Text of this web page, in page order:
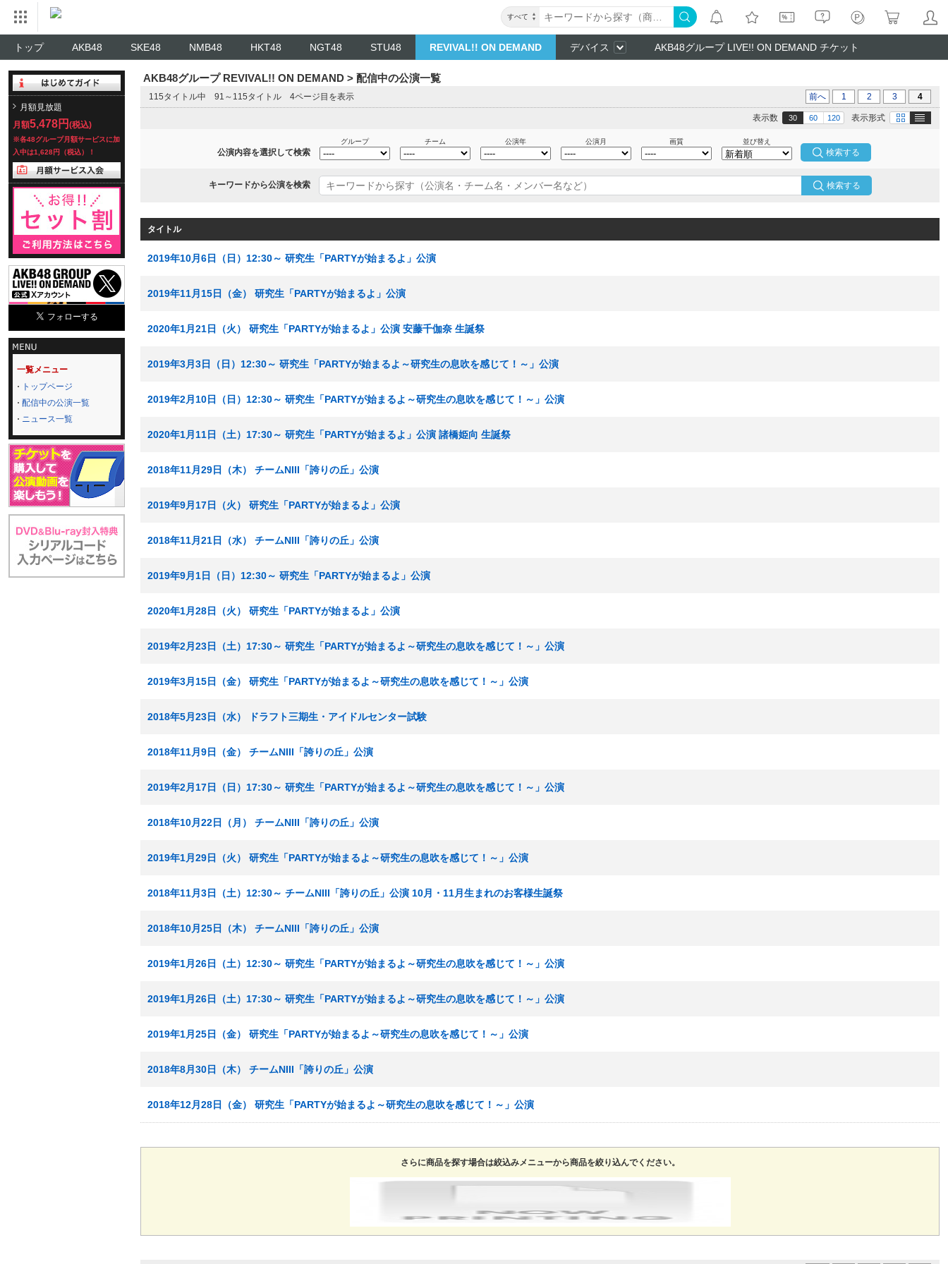
すべて
トップ AKB48 SKE48 NMB48 HKT48 NGT48 STU48 REVIVAL!! ON DEMAND デバイス AKB48グループ LIVE!! ON DEMAND チケット
月額見放題
月額5,478円 (税込)
※各48グループ月額サービスに加
入中は1,628円（税込）！
一覧メニュー
トップページ
配信中の公演一覧
ニュース一覧
AKB48グループ REVIVAL!! ON DEMAND > 配信中の公演一覧
115タイトル中 91～115タイトル 4ページ目を表示 前へ 1 2 3 4
表示形式 画像
表示数 30 60 120
公演内容を選択して検索
グループ チーム 公演年 公演月 画質 並び替え
キーワードから公演を検索 検索する
タイトル
2019年10月6日（日）12:30～ 研究生「PARTYが始まるよ」公演
2019年11月15日（金） 研究生「PARTYが始まるよ」公演
2020年1月21日（火） 研究生「PARTYが始まるよ」公演 安藤千伽奈 生誕祭
2019年3月3日（日）12:30～ 研究生「PARTYが始まるよ～研究生の息吹を感じて！～」公演
2019年2月10日（日）12:30～ 研究生「PARTYが始まるよ～研究生の息吹を感じて！～」公演
2020年1月11日（土）17:30～ 研究生「PARTYが始まるよ」公演 諸橋姫向 生誕祭
2018年11月29日（木） チームNIII「誇りの丘」公演
2019年9月17日（火） 研究生「PARTYが始まるよ」公演
2018年11月21日（水） チームNIII「誇りの丘」公演
2019年9月1日（日）12:30～ 研究生「PARTYが始まるよ」公演
2020年1月28日（火） 研究生「PARTYが始まるよ」公演
2019年2月23日（土）17:30～ 研究生「PARTYが始まるよ～研究生の息吹を感じて！～」公演
2019年3月15日（金） 研究生「PARTYが始まるよ～研究生の息吹を感じて！～」公演
2018年5月23日（水） ドラフト三期生・アイドルセンター試験
2018年11月9日（金） チームNIII「誇りの丘」公演
2019年2月17日（日）17:30～ 研究生「PARTYが始まるよ～研究生の息吹を感じて！～」公演
2018年10月22日（月） チームNIII「誇りの丘」公演
2019年1月29日（火） 研究生「PARTYが始まるよ～研究生の息吹を感じて！～」公演
2018年11月3日（土）12:30～ チームNIII「誇りの丘」公演 10月・11月生まれのお客様生誕祭
2018年10月25日（木） チームNIII「誇りの丘」公演
2019年1月26日（土）12:30～ 研究生「PARTYが始まるよ～研究生の息吹を感じて！～」公演
2019年1月26日（土）17:30～ 研究生「PARTYが始まるよ～研究生の息吹を感じて！～」公演
2019年1月25日（金） 研究生「PARTYが始まるよ～研究生の息吹を感じて！～」公演
2018年8月30日（木） チームNIII「誇りの丘」公演
2018年12月28日（金） 研究生「PARTYが始まるよ～研究生の息吹を感じて！～」公演
さらに商品を探す場合は絞込みメニューから商品を絞り込んでください。